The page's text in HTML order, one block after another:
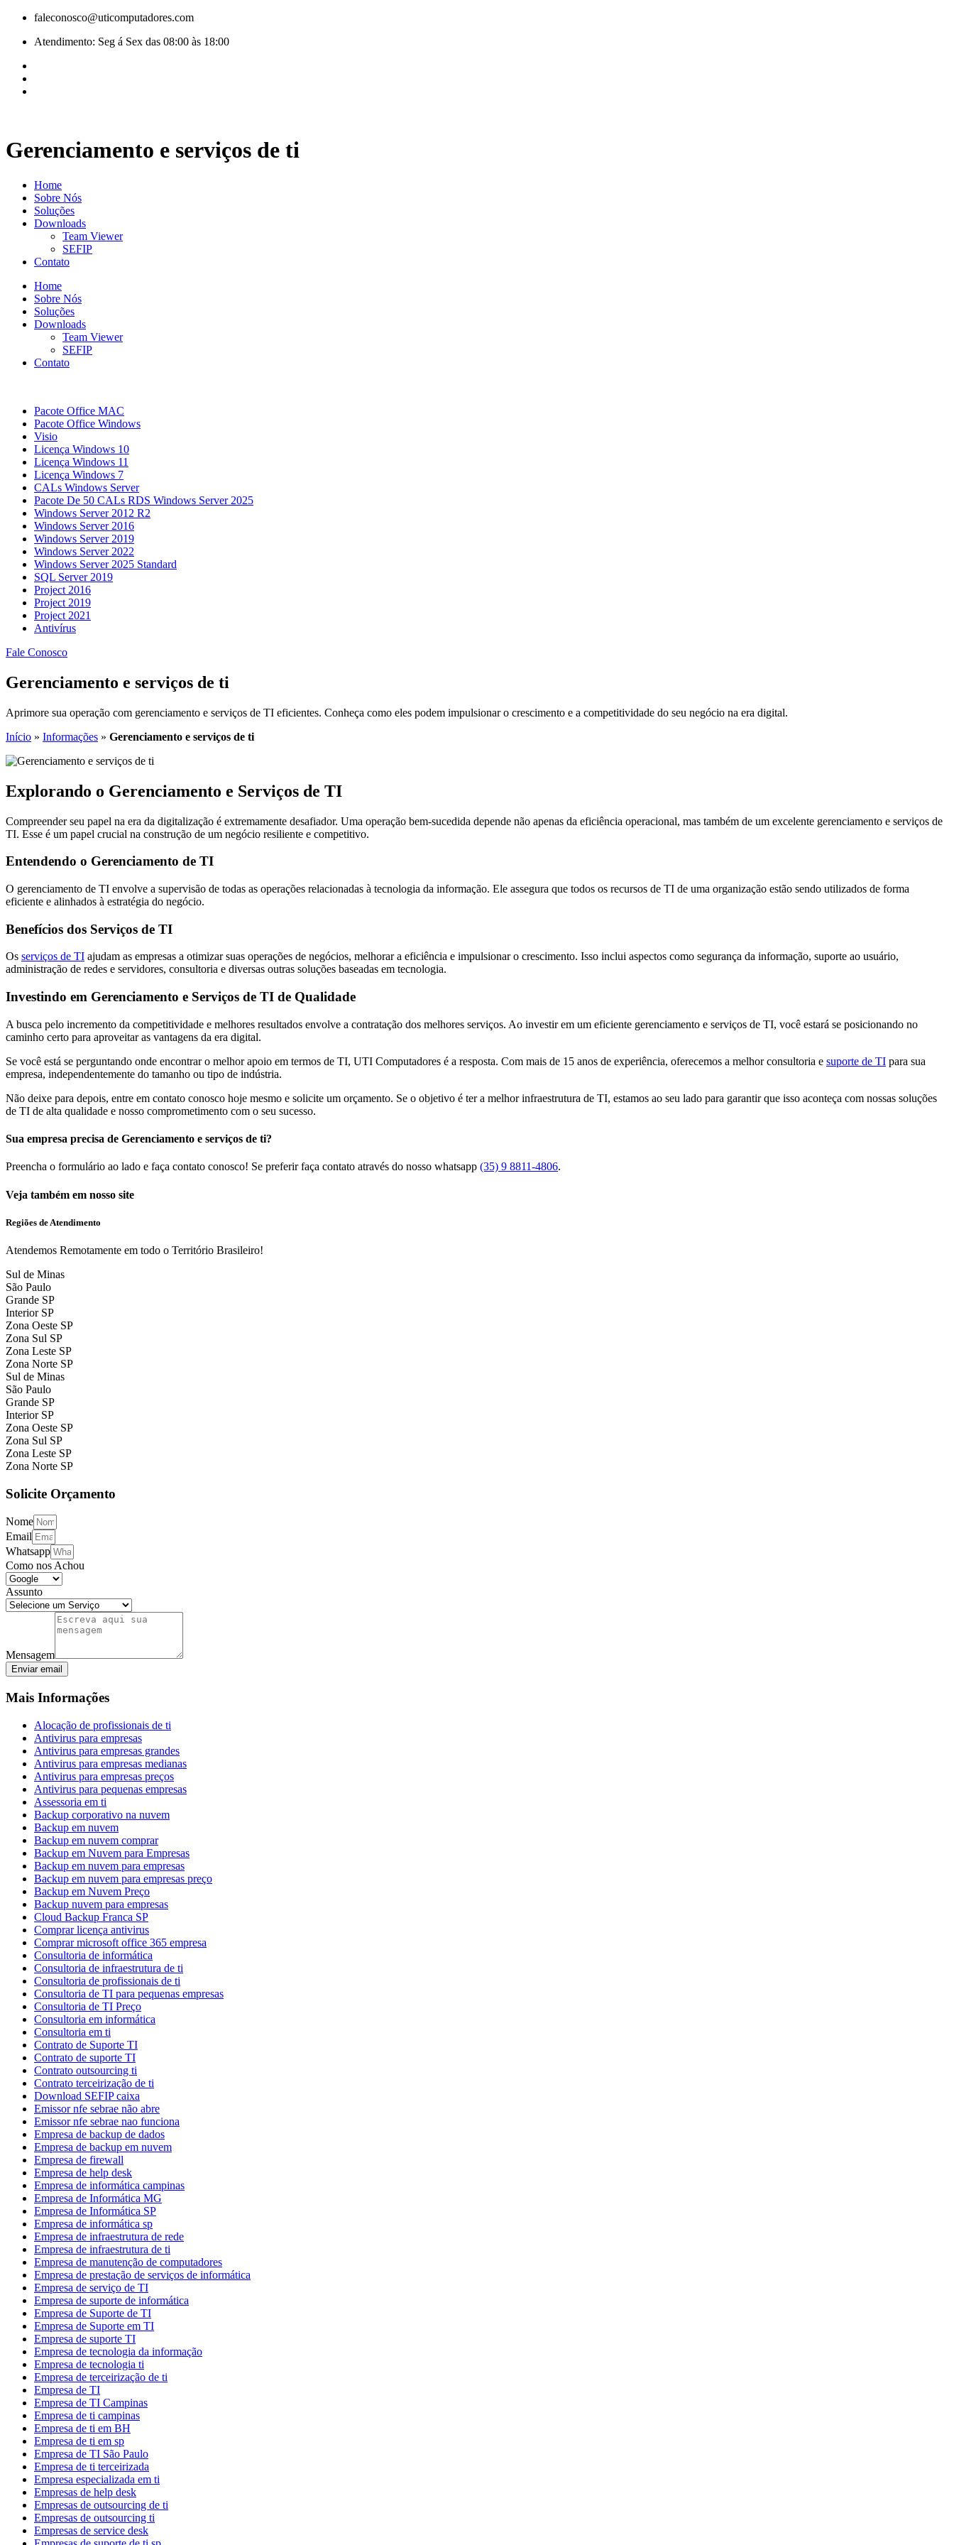
Pular
faleconosco@uticomputadores.com
Atendimento: Seg á Sex das 08:00 às 18:00
Gerenciamento e serviços de ti
Home
Sobre Nós
Soluções
Downloads
Team Viewer
SEFIP
Contato
Home
Sobre Nós
Soluções
Downloads
Team Viewer
SEFIP
Contato
Pacote Office MAC
Pacote Office Windows
Visio
Licença Windows 10
Licença Windows 11
Licença Windows 7
CALs Windows Server
Pacote De 50 CALs RDS Windows Server 2025
Windows Server 2012 R2
Windows Server 2016
Windows Server 2019
Windows Server 2022
Windows Server 2025 Standard
SQL Server 2019
Project 2016
Project 2019
Project 2021
Antivírus
Fale Conosco
Gerenciamento e serviços de ti
Aprimore sua operação com gerenciamento e serviços de TI eficientes. Conheça como eles podem impulsionar o crescimento e a competitividade do seu negócio na era digital.
Início » Informações » Gerenciamento e serviços de ti
Explorando o Gerenciamento e Serviços de TI
Compreender seu papel na era da digitalização é extremamente desafiador. Uma operação bem-sucedida depende não apenas da eficiência operacional, mas também de um excelente gerenciamento e serviços de
TI. Esse é um papel crucial na construção de um negócio resiliente e competitivo.
Entendendo o Gerenciamento de TI
O gerenciamento de TI envolve a supervisão de todas as operações relacionadas à tecnologia da informação. Ele assegura que todos os recursos de TI de uma organização estão sendo utilizados de forma
eficiente e alinhados à estratégia do negócio.
Benefícios dos Serviços de TI
Os serviços de TI ajudam as empresas a otimizar suas operações de negócios, melhorar a eficiência e impulsionar o crescimento. Isso inclui aspectos como segurança da informação, suporte ao usuário,
administração de redes e servidores, consultoria e diversas outras soluções baseadas em tecnologia.
Investindo em Gerenciamento e Serviços de TI de Qualidade
A busca pelo incremento da competitividade e melhores resultados envolve a contratação dos melhores serviços. Ao investir em um eficiente gerenciamento e serviços de TI, você estará se posicionando no
caminho certo para aproveitar as vantagens da era digital.
Se você está se perguntando onde encontrar o melhor apoio em termos de TI, UTI Computadores é a resposta. Com mais de 15 anos de experiência, oferecemos a melhor consultoria e suporte de TI para sua
empresa, independentemente do tamanho ou tipo de indústria.
Não deixe para depois, entre em contato conosco hoje mesmo e solicite um orçamento. Se o objetivo é ter a melhor infraestrutura de TI, estamos ao seu lado para garantir que isso aconteça com nossas soluções
de TI de alta qualidade e nosso comprometimento com o seu sucesso.
Sua empresa precisa de Gerenciamento e serviços de ti?
Preencha o formulário ao lado e faça contato conosco! Se preferir faça contato através do nosso whatsapp (35) 9 8811-4806.
Veja também em nosso site
Regiões de Atendimento
Atendemos Remotamente em todo o Território Brasileiro!
Sul de Minas
São Paulo
Grande SP
Interior SP
Zona Oeste SP
Zona Sul SP
Zona Leste SP
Zona Norte SP
Sul de Minas
São Paulo
Grande SP
Interior SP
Zona Oeste SP
Zona Sul SP
Zona Leste SP
Zona Norte SP
Solicite Orçamento
Nome
Email
Whatsapp
Como nos Achou
Assunto
Mensagem
Enviar email
Mais Informações
Alocação de profissionais de ti
Antivirus para empresas
Antivirus para empresas grandes
Antivirus para empresas medianas
Antivirus para empresas preços
Antivirus para pequenas empresas
Assessoria em ti
Backup corporativo na nuvem
Backup em nuvem
Backup em nuvem comprar
Backup em Nuvem para Empresas
Backup em nuvem para empresas
Backup em nuvem para empresas preço
Backup em Nuvem Preço
Backup nuvem para empresas
Cloud Backup Franca SP
Comprar licença antivirus
Comprar microsoft office 365 empresa
Consultoria de informática
Consultoria de infraestrutura de ti
Consultoria de profissionais de ti
Consultoria de TI para pequenas empresas
Consultoria de TI Preço
Consultoria em informática
Consultoria em ti
Contrato de Suporte TI
Contrato de suporte TI
Contrato outsourcing ti
Contrato terceirização de ti
Download SEFIP caixa
Emissor nfe sebrae não abre
Emissor nfe sebrae nao funciona
Empresa de backup de dados
Empresa de backup em nuvem
Empresa de firewall
Empresa de help desk
Empresa de informática campinas
Empresa de Informática MG
Empresa de Informática SP
Empresa de informática sp
Empresa de infraestrutura de rede
Empresa de infraestrutura de ti
Empresa de manutenção de computadores
Empresa de prestação de serviços de informática
Empresa de serviço de TI
Empresa de suporte de informática
Empresa de Suporte de TI
Empresa de Suporte em TI
Empresa de suporte TI
Empresa de tecnologia da informação
Empresa de tecnologia ti
Empresa de terceirização de ti
Empresa de TI
Empresa de TI Campinas
Empresa de ti campinas
Empresa de ti em BH
Empresa de ti em sp
Empresa de TI São Paulo
Empresa de ti terceirizada
Empresa especializada em ti
Empresas de help desk
Empresas de outsourcing de ti
Empresas de outsourcing ti
Empresas de service desk